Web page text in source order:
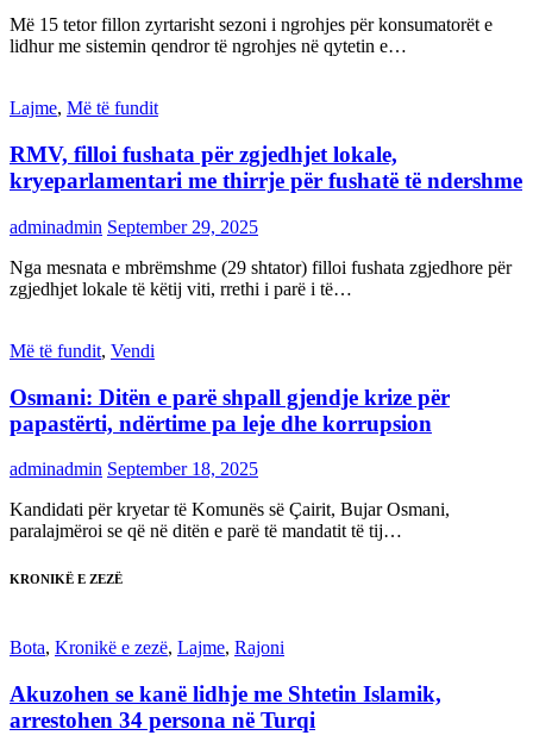
Më 15 tetor fillon zyrtarisht sezoni i ngrohjes për konsumatorët e
lidhur me sistemin qendror të ngrohjes në qytetin e…
Lajme, Më të fundit
RMV, filloi fushata për zgjedhjet lokale,
kryeparlamentari me thirrje për fushatë të ndershme
adminadmin September 29, 2025
Nga mesnata e mbrëmshme (29 shtator) filloi fushata zgjedhore për
zgjedhjet lokale të këtij viti, rrethi i parë i të…
Më të fundit, Vendi
Osmani: Ditën e parë shpall gjendje krize për
papastërti, ndërtime pa leje dhe korrupsion
adminadmin September 18, 2025
Kandidati për kryetar të Komunës së Çairit, Bujar Osmani,
paralajmëroi se që në ditën e parë të mandatit të tij…
KRONIKË E ZEZË
Bota, Kronikë e zezë, Lajme, Rajoni
Akuzohen se kanë lidhje me Shtetin Islamik,
arrestohen 34 persona në Turqi